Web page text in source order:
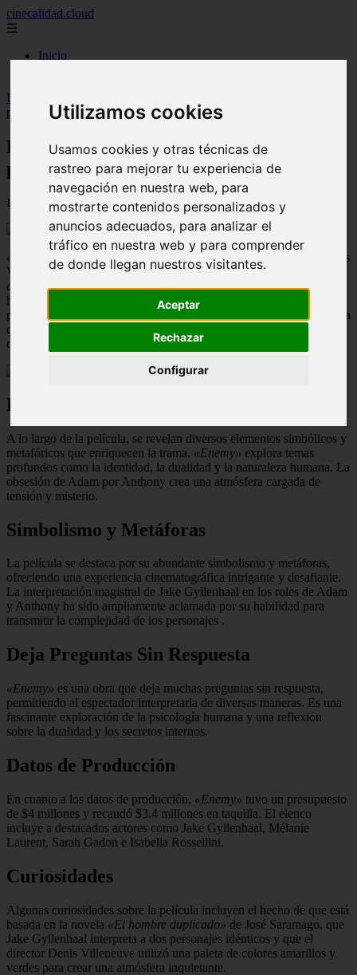
Utilizamos cookies
Usamos cookies y otras técnicas de
rastreo para mejorar tu experiencia de
navegación en nuestra web, para
mostrarte contenidos personalizados y
anuncios adecuados, para analizar el
tráfico en nuestra web y para comprender
de donde llegan nuestros visitantes.
Aceptar
Rechazar
Configurar
cinecalidad.cloud
☰
Inicio
Inicio
película
Enemy Película ᐉ Explicación de la
película
📅 13/02/2026
«Enemy» es una película de suspenso psicológico dirigida por Denis
Villeneuve y estrenada en 2013. Basada en la novela
duplicado»del reconocido autor José Saramago, la trama sigue la
historia de Adam Bell, un profesor de historia que, al ver una
película, descubre a un actor idéntico a él, Anthony Claire. A medida
que investiga esta sorprendente coincidencia, la vida de Adam
comienza a desmoronarse.
Exploración Temática
A lo largo de la película, se revelan diversos elementos simbólicos y
metafóricos que enriquecen la trama. «Enemy» explora temas
profundos como la identidad, la dualidad y la naturaleza humana. La
obsesión de Adam por Anthony crea una atmósfera cargada de
tensión y misterio.
Simbolismo y Metáforas
La película se destaca por su abundante simbolismo y metáforas,
ofreciendo una experiencia cinematográfica intrigante y desafiante.
La interpretación magistral de Jake Gyllenhaal en los roles de Adam
y Anthony ha sido ampliamente aclamada por su habilidad para
transmitir la complejidad de los personajes .
Deja Preguntas Sin Respuesta
«Enemy» es una obra que deja muchas preguntas sin respuesta,
permitiendo al espectador interpretarla de diversas maneras. Es una
fascinante exploración de la psicología humana y una reflexión
sobre la dualidad y los secretos internos.
Datos de Producción
En cuanto a los datos de producción, «Enemy» tuvo un presupuesto
de $4 millones y recaudó $3.4 millones en taquilla. El elenco
incluye a destacados actores como Jake Gyllenhaal, Mélanie
Laurent, Sarah Gadon e Isabella Rossellini.
Curiosidades
Algunas curiosidades sobre la película incluyen el hecho de que está
basada en la novela «El hombre duplicado» de José Saramago, que
Jake Gyllenhaal interpreta a dos personajes idénticos y que el
director Denis Villeneuve utilizó una paleta de colores amarillos y
verdes para crear una atmósfera inquietante.